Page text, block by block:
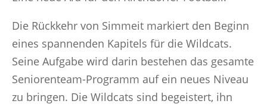
Die Rückkehr von Simmeit markiert den Beginn
eines spannenden Kapitels für die Wildcats.
Seine Aufgabe wird darin bestehen das gesamte
Seniorenteam-Programm auf ein neues Niveau
zu bringen. Die Wildcats sind begeistert, ihn